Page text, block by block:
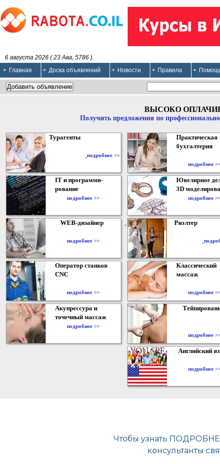
6 августа 2026 ( 23 Ава, 5786 ).
Главная
Доска объявлений Новости Правила
ВЫСОКО
Получить предложения по
Турагенты
подробнее >>
Практическая
бухгалтерия
подробнее
IT и программи-
рование
подробнее >>
Ювелирное
3D
подробнее
WEB-дизайнер
подробнее >>
Риэлтер
Оператор станков
CNC
подробнее >>
Классический
массаж
подробнее
Акупрессура и
точечный массаж
подробнее >>
подробнее
Английский
подробнее